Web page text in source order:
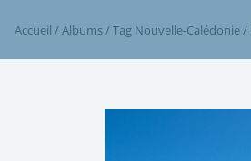
Accueil /Albums/Tag Nouvelle-Calédonie/